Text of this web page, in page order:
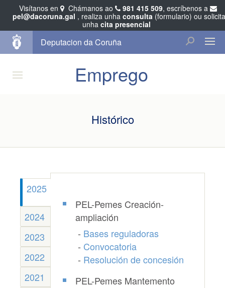
Deputacion da Coruña
Emprego
Histórico
2025
2024
2023
2022
2021
PEL-Pemes Creación-
ampliación
- Bases reguladoras
- Convocatoria
- Resolución de concesión
PEL-Pemes Mantemento
Visítanos en Chámanos ao 981 415 509, escríbenos a
pel@dacoruna.gal , realiza unha consulta(formulario) ou solicita
unha cita presencial